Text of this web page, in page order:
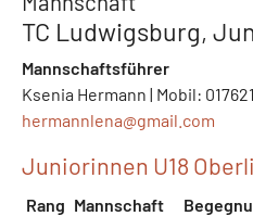
TC Ludwigsburg,
Mannschaftsführer
Ksenia Hermann | Mobil:
hermannlena@gmail.com
Juniorinnen U18
Rang Mannschaft